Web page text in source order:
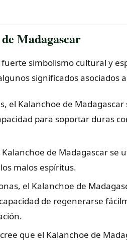
Madagascar
simbolismo cultural y
significados asociados
el Kalanchoe de Madagascar
para soportar duras
de Madagascar se
malos espíritus.
el Kalanchoe de
de regenerarse
que el Kalanchoe de